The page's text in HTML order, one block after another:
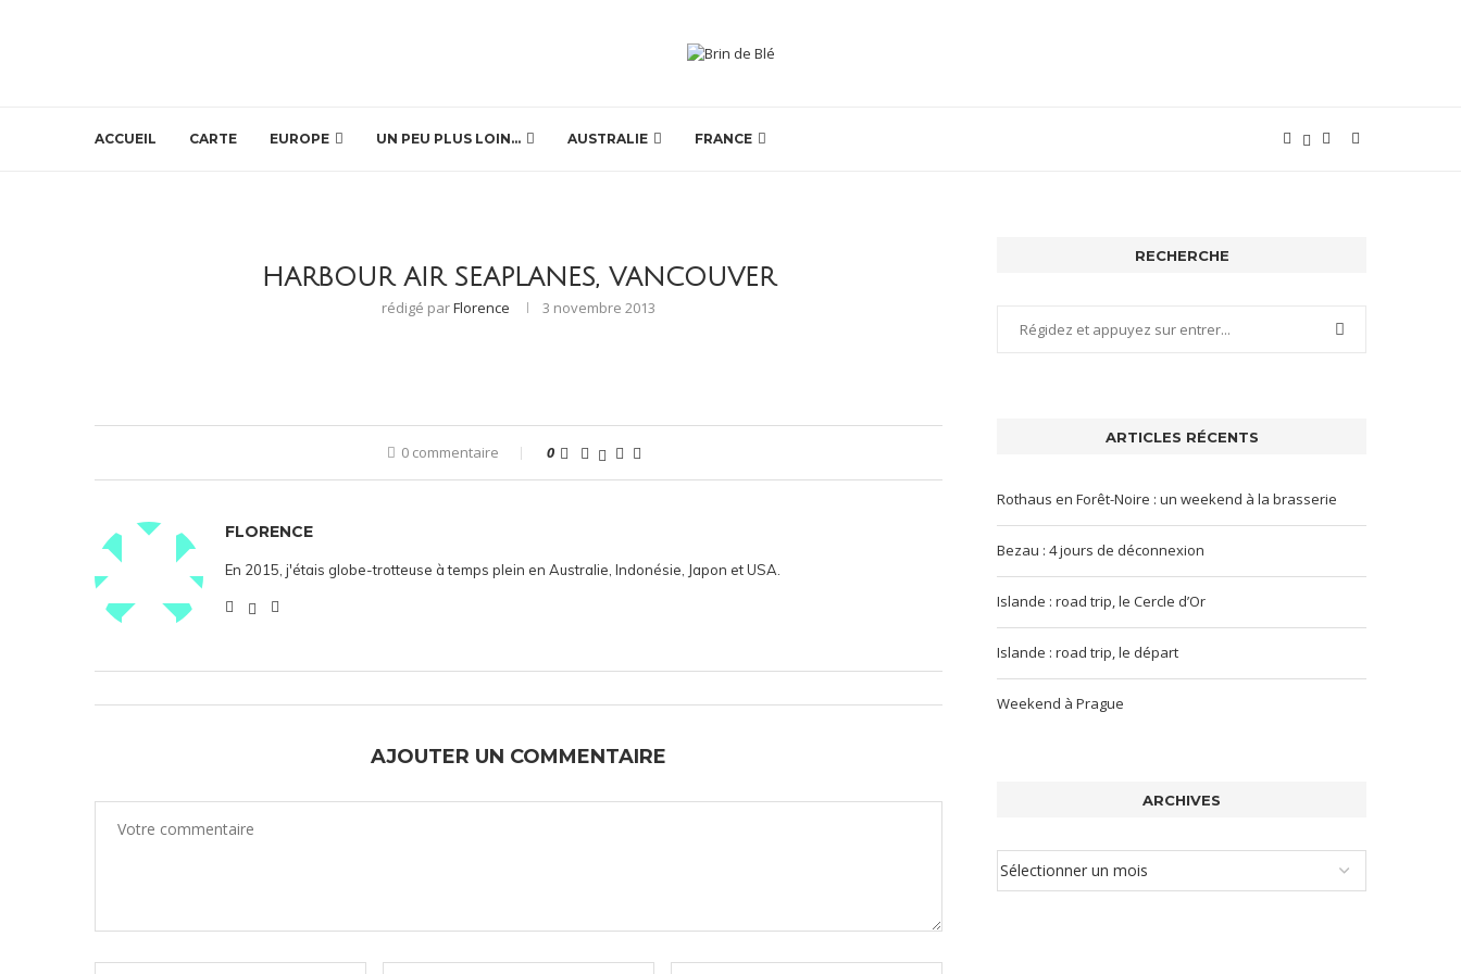
ACCUEIL CARTE EUROPE UN PEU PLUS LOIN… AUSTRALIE FRANCE
HARBOUR AIR SEAPLANES, VANCOUVER
rédigé parFlorence 3 novembre 2013
0 commentaire 0
FLORENCE
En 2015, j'étais globe-trotteuse à temps plein en Australie, Indonésie, Japon et USA.
AJOUTER UN COMMENTAIRE
RECHERCHE
ARTICLES RÉCENTS
Rothaus en Forêt-Noire : un weekend à la brasserie
Bezau : 4 jours de déconnexion
Islande : road trip, le Cercle d’Or
Islande : road trip, le départ
Weekend à Prague
ARCHIVES